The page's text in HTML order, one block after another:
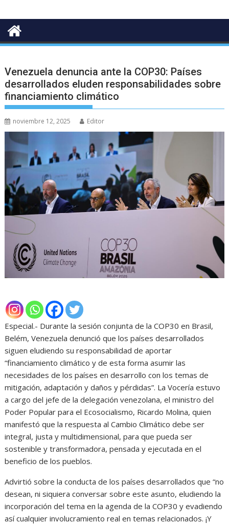
Venezuela denuncia ante la COP30: Países
desarrollados eluden responsabilidades sobre
financiamiento climático
noviembre 12, 2025 Editor
Especial.- Durante la sesión conjunta de la COP30 en Brasil,
Belém, Venezuela denunció que los países desarrollados
siguen eludiendo su responsabilidad de aportar
“financiamiento climático y de esta forma asumir las
necesidades de los países en desarrollo con los temas de
mitigación, adaptación y daños y pérdidas”. La Vocería estuvo
a cargo del jefe de la delegación venezolana, el ministro del
Poder Popular para el Ecosocialismo, Ricardo Molina, quien
manifestó que la respuesta al Cambio Climático debe ser
integral, justa y multidimensional, para que pueda ser
sostenible y transformadora, pensada y ejecutada en el
beneficio de los pueblos.
Advirtió sobre la conducta de los países desarrollados que “no
desean, ni siquiera conversar sobre este asunto, eludiendo la
incorporación del tema en la agenda de la COP30 y evadiendo
así cualquier involucramiento real en temas relacionados. ¡Y